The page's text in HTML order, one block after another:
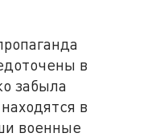
в
забыла
в
военные